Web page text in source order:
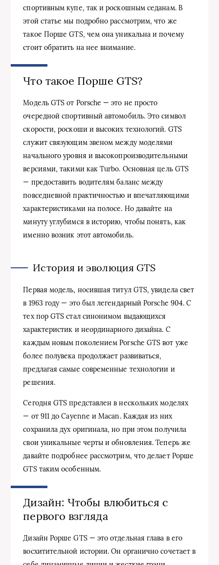
спортивным купе, так и роскошным седанам. В
этой статье мы подробно рассмотрим, что же
такое Порше GTS, чем она уникальна и почему
стоит обратить на нее внимание.
Что такое Порше GTS?
Модель GTS от Porsche — это не просто
очередной спортивный автомобиль. Это символ
скорости, роскоши и высоких технологий. GTS
служит связующим звеном между моделями
начального уровня и высокопроизводительными
версиями, такими как Turbo. Основная цель GTS
— предоставить водителям баланс между
повседневной практичностью и впечатляющими
характеристиками на полосе. Но давайте на
минуту углубимся в историю, чтобы понять, как
именно возник этот автомобиль.
История и эволюция GTS
Первая модель, носившая титул GTS, увидела свет
в 1963 году — это был легендарный Porsche 904. С
тех пор GTS стал синонимом выдающихся
характеристик и неординарного дизайна. С
каждым новым поколением Porsche GTS вот уже
более полувека продолжает развиваться,
предлагая самые современные технологии и
решения.
Сегодня GTS представлен в нескольких моделях
— от 911 до Cayenne и Macan. Каждая из них
сохранила дух оригинала, но при этом получила
свои уникальные черты и обновления. Теперь же
давайте подробнее рассмотрим, что делает Pорше
GTS таким особенным.
Дизайн: Чтобы влюбиться с
первого взгляда
Дизайн Pорше GTS — это отдельная глава в его
восхитительной истории. Он органично сочетает в